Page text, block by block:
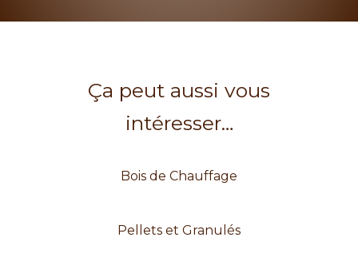
Ça peut aussi vous
intéresser…
Bois de Chauffage
Pellets et Granulés